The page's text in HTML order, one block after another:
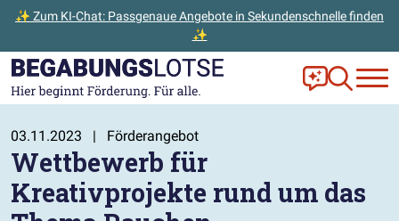
✨ Zum KI-Chat: Passgenaue Angebote in Sekundenschnelle finden
✨
Zum Hauptinhalt der Seite springen
Zur Startseite gehen Frag Ella!
Zur
03.11.2023 | Förderangebot
Wettbewerb für
Kreativprojekte rund um das